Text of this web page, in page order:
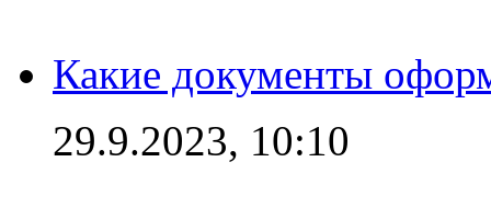
Какие документы
29.9.2023, 10:10